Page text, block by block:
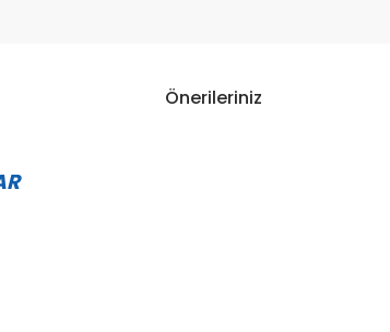
Önerileriniz